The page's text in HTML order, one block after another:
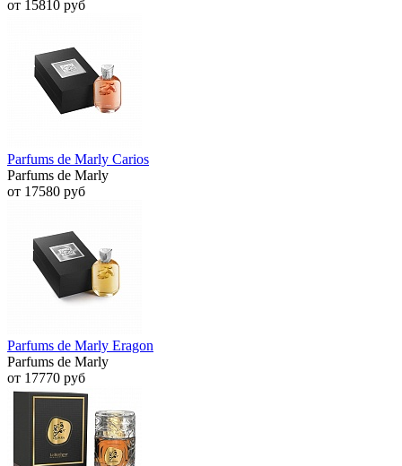
от 15810 руб
Parfums de Marly Carios
Parfums de Marly
от 17580 руб
Parfums de Marly Eragon
Parfums de Marly
от 17770 руб